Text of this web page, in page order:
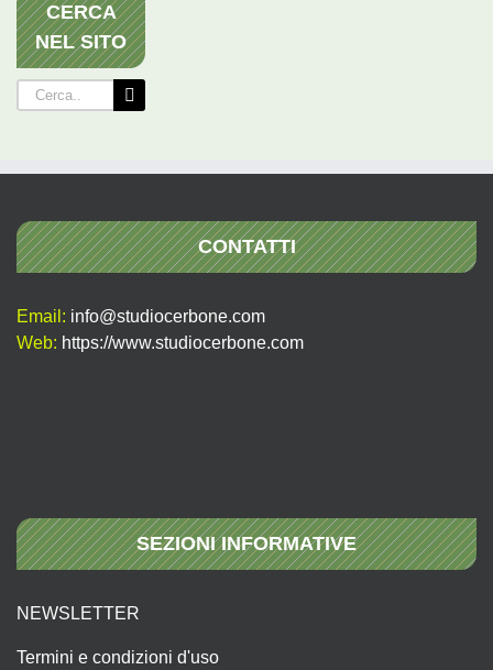
CERCA
NEL SITO
Cerca
per:
CONTATTI
Email: info@studiocerbone.com
Web: https://www.studiocerbone.com
SEZIONI INFORMATIVE
NEWSLETTER
Termini e condizioni d'uso